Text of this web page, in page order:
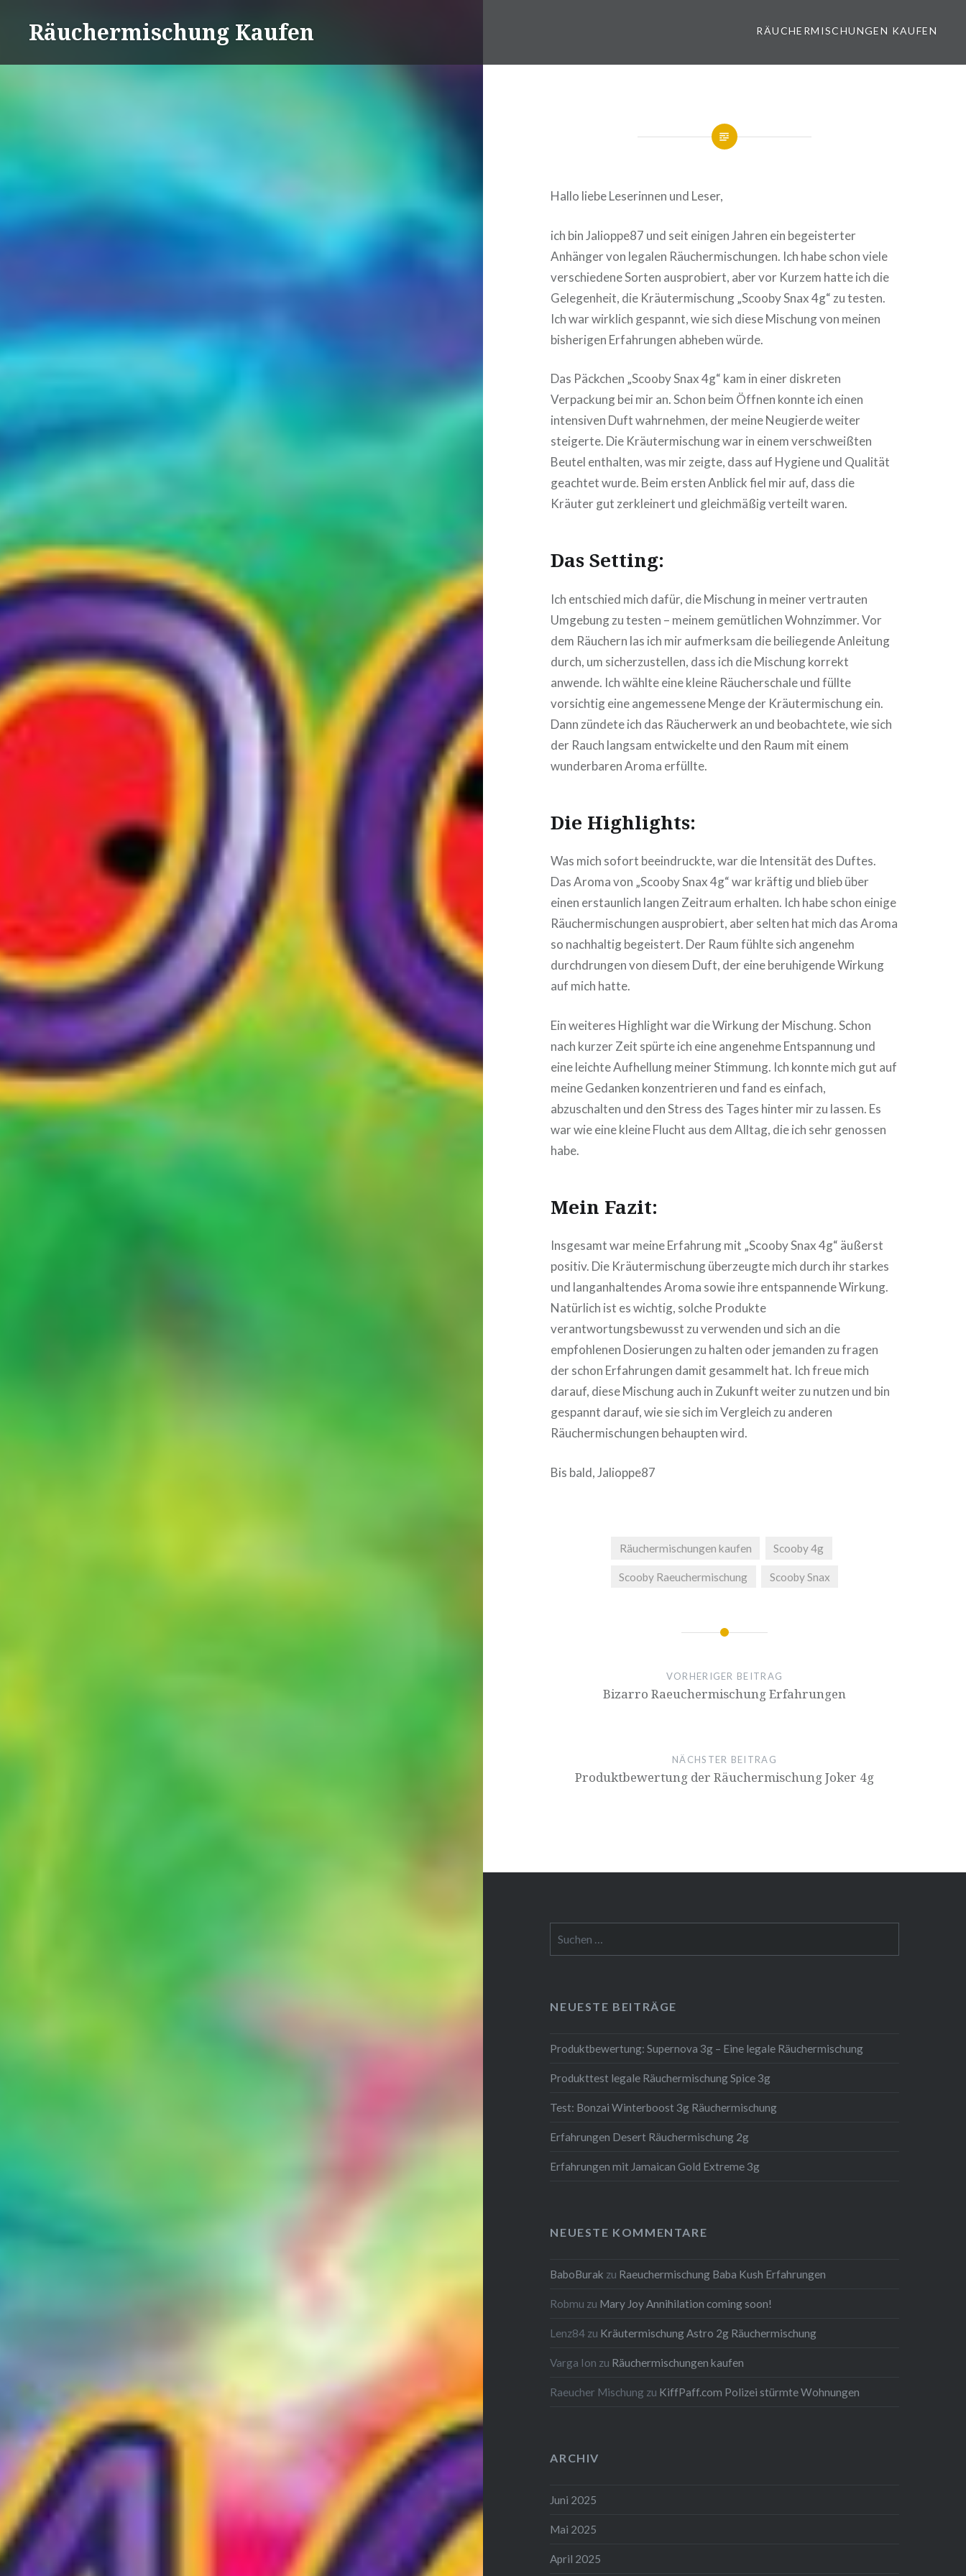
Räuchermischung Kaufen RÄUCHERMISCHUNGEN KAUFEN
Hallo liebe Leserinnen und Leser,
ich bin Jalioppe87 und seit einigen Jahren ein begeisterter
Anhänger von legalen Räuchermischungen. Ich habe schon viele
verschiedene Sorten ausprobiert, aber vor Kurzem hatte ich die
Gelegenheit, die Kräutermischung „Scooby Snax 4g“ zu testen.
Ich war wirklich gespannt, wie sich diese Mischung von meinen
bisherigen Erfahrungen abheben würde.
Das Päckchen „Scooby Snax 4g“ kam in einer diskreten
Verpackung bei mir an. Schon beim Öffnen konnte ich einen
intensiven Duft wahrnehmen, der meine Neugierde weiter
steigerte. Die Kräutermischung war in einem verschweißten
Beutel enthalten, was mir zeigte, dass auf Hygiene und Qualität
geachtet wurde. Beim ersten Anblick fiel mir auf, dass die
Kräuter gut zerkleinert und gleichmäßig verteilt waren.
Das Setting:
Ich entschied mich dafür, die Mischung in meiner vertrauten
Umgebung zu testen – meinem gemütlichen Wohnzimmer. Vor
dem Räuchern las ich mir aufmerksam die beiliegende Anleitung
durch, um sicherzustellen, dass ich die Mischung korrekt
anwende. Ich wählte eine kleine Räucherschale und füllte
vorsichtig eine angemessene Menge der Kräutermischung ein.
Dann zündete ich das Räucherwerk an und beobachtete, wie sich
der Rauch langsam entwickelte und den Raum mit einem
wunderbaren Aroma erfüllte.
Die Highlights:
Was mich sofort beeindruckte, war die Intensität des Duftes.
Das Aroma von „Scooby Snax 4g“ war kräftig und blieb über
einen erstaunlich langen Zeitraum erhalten. Ich habe schon einige
Räuchermischungen ausprobiert, aber selten hat mich das Aroma
so nachhaltig begeistert. Der Raum fühlte sich angenehm
durchdrungen von diesem Duft, der eine beruhigende Wirkung
auf mich hatte.
Ein weiteres Highlight war die Wirkung der Mischung. Schon
nach kurzer Zeit spürte ich eine angenehme Entspannung und
eine leichte Aufhellung meiner Stimmung. Ich konnte mich gut auf
meine Gedanken konzentrieren und fand es einfach,
abzuschalten und den Stress des Tages hinter mir zu lassen. Es
war wie eine kleine Flucht aus dem Alltag, die ich sehr genossen
habe.
Mein Fazit:
Insgesamt war meine Erfahrung mit „Scooby Snax 4g“ äußerst
positiv. Die Kräutermischung überzeugte mich durch ihr starkes
und langanhaltendes Aroma sowie ihre entspannende Wirkung.
Natürlich ist es wichtig, solche Produkte
verantwortungsbewusst zu verwenden und sich an die
empfohlenen Dosierungen zu halten oder jemanden zu fragen
der schon Erfahrungen damit gesammelt hat. Ich freue mich
darauf, diese Mischung auch in Zukunft weiter zu nutzen und bin
gespannt darauf, wie sie sich im Vergleich zu anderen
Räuchermischungen behaupten wird.
Bis bald, Jalioppe87
Räuchermischungen kaufen Scooby 4g
Scooby Raeuchermischung Scooby Snax
VORHERIGER BEITRAG
Bizarro Raeuchermischung Erfahrungen
NÄCHSTER BEITRAG
Produktbewertung der Räuchermischung Joker 4g
nach:
NEUESTE BEITRÄGE
Produktbewertung: Supernova 3g – Eine legale Räuchermischung
Produkttest legale Räuchermischung Spice 3g
Test: Bonzai Winterboost 3g Räuchermischung
Erfahrungen Desert Räuchermischung 2g
Erfahrungen mit Jamaican Gold Extreme 3g
NEUESTE KOMMENTARE
BaboBurak zu Raeuchermischung Baba Kush Erfahrungen
Robmu zu Mary Joy Annihilation coming soon!
Lenz84 zu Kräutermischung Astro 2g Räuchermischung
Varga Ion zu Räuchermischungen kaufen
Raeucher Mischung zu KiffPaff.com Polizei stürmte Wohnungen
ARCHIV
Juni 2025
Mai 2025
April 2025